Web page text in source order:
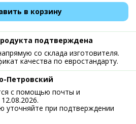
в корзину
подтверждена
со склада изготовителя.
качества по евростандарту.
Петровский
с помощью почты и
уточняйте при подтверждении